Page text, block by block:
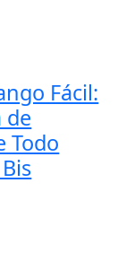
Fácil:
de
Todo